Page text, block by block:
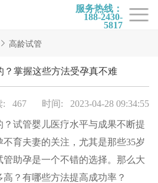
服务热线：
188-2430-
5817
高龄试管
？掌握这些方法受孕真不难
: 467 时间: 2023-04-28 09:34:55
试管婴儿医疗水平与成果不断提
育夫妻的关注，尤其是那些35岁
管助孕是一个不错的选择。那么大
？有哪些方法提高成功率？